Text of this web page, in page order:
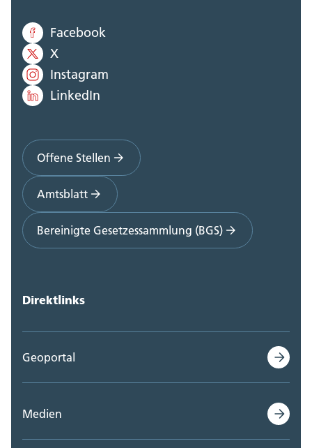
Facebook
X
Instagram
LinkedIn
Offene Stellen
Amtsblatt
Bereinigte Gesetzessammlung (BGS)
Direktlinks
Geoportal
Medien